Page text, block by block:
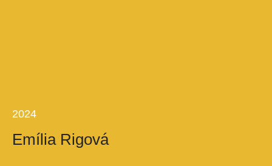
2024
Emília Rigová